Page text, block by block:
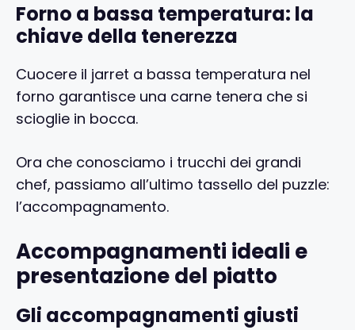
Forno a bassa temperatura: la
chiave della tenerezza
Cuocere il jarret a bassa temperatura nel
forno garantisce una carne tenera che si
scioglie in bocca.
Ora che conosciamo i trucchi dei grandi
chef, passiamo all’ultimo tassello del puzzle:
l’accompagnamento.
Accompagnamenti ideali e
presentazione del piatto
Gli accompagnamenti giusti